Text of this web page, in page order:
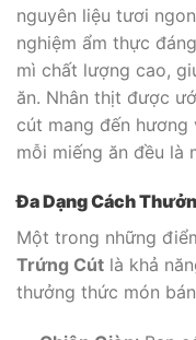
nguyên liệu tươi
nghiệm ẩm thực
mì chất lượng cao,
ăn. Nhân thịt được
cút mang đến hương
mỗi miếng ăn đều là
Đa Dạng Cách
Một trong những
Trứng Cút là khả
thưởng thức món